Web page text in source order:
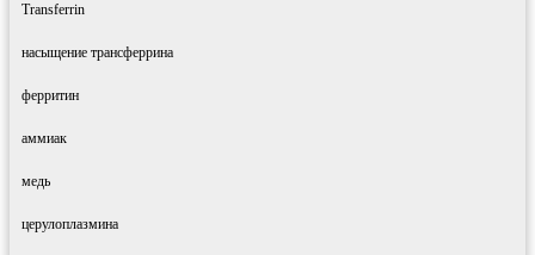
Transferrin
насыщение трансферрина
ферритин
аммиак
медь
церулоплазмина